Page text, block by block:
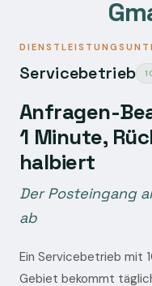
Servicebetrieb
Anfragen-
1 Minute,
halbiert
Der Posteingang
ab
Ein Servicebetrieb mit
Gebiet bekommt